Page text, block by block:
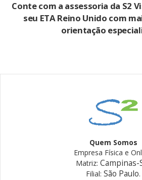
Conte com a assessoria da S2
seu ETA Reino Unido com
orientação
Quem Somos
Empresa Física e
Matriz: Campinas-
Filial: São Paulo.